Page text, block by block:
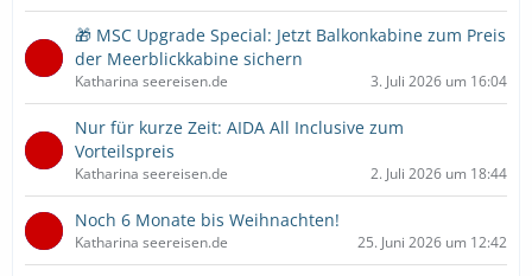
g
🎁 MSC Upgrade Special: Jetzt Balkonkabine zum Preis
der Meerblickkabine sichern
Katharina seereisen.de 3. Juli 2026 um 16:04
Nur für kurze Zeit: AIDA All Inclusive zum
Vorteilspreis
Katharina seereisen.de 2. Juli 2026 um 18:44
Noch 6 Monate bis Weihnachten!
Katharina seereisen.de 25. Juni 2026 um 12:42